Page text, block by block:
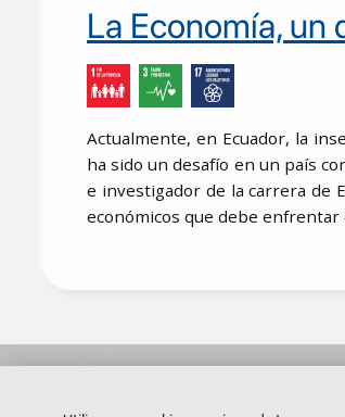
La Economía,
Actualmente, en Ecuador, la
ha sido un desafío en un país
e investigador de la carrera de
económicos que debe enfrentar